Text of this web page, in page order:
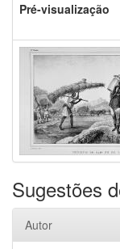
Pré-visualização
Sugestões
Autor